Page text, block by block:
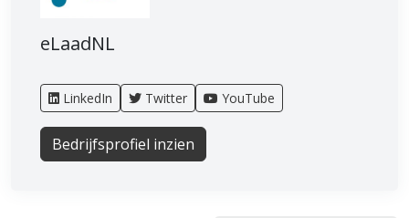
eLaadNL
LinkedIn Twitter YouTube
Bedrijfsprofiel inzien